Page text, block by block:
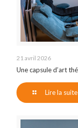
21 avril 2026
Une capsule d’art
Lire la suite